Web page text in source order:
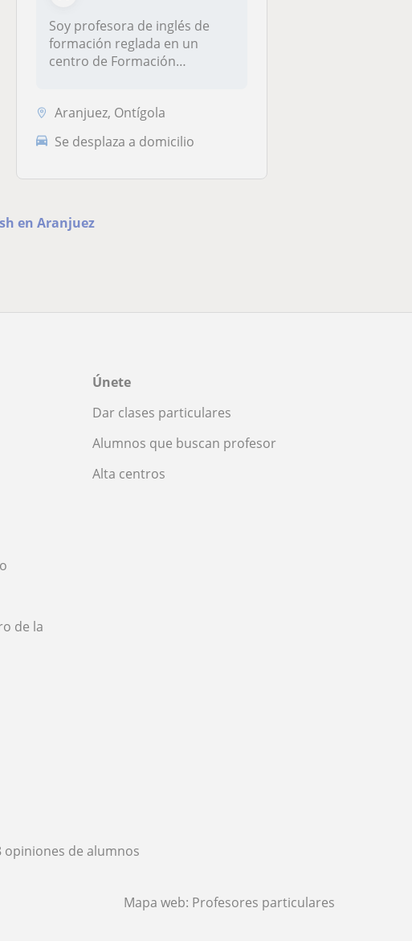
Soy profesora de inglés de
formación reglada en un
centro de Formación
Aranjuez, Ontígola
Se desplaza a domicilio
en Aranjuez
de la
Únete
Dar clases particulares
Alumnos que buscan profesor
Alta centros
opiniones de alumnos
Mapa web: Profesores particulares